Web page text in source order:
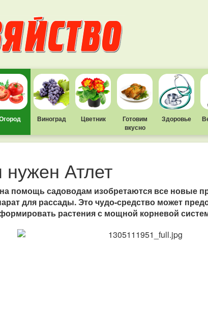
Виноград Цветник
Готовим
вкусно
Здоровье
Атлет
помощь садоводам изобретаются все новые
для рассады. Это чудо-средство может
растения с мощной корневой